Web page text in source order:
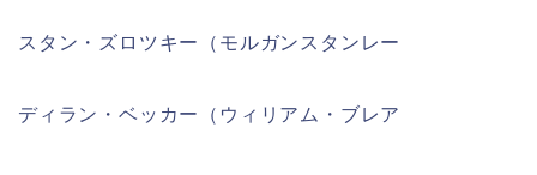
スタン・ズロツキー（モルガンスタンレー
ディラン・ベッカー（ウィリアム・ブレア